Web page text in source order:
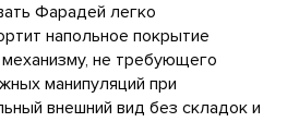
Фарадей легко
напольное покрытие
не требующего
манипуляций при
внешний вид без складок и